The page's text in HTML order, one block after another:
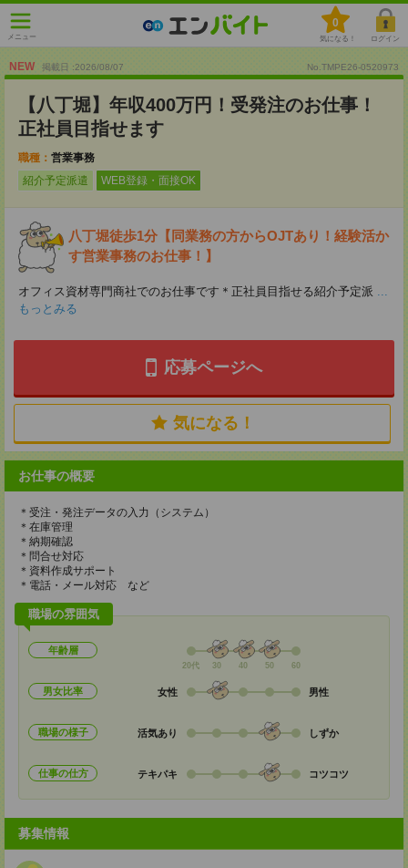
メニュー
0
気になる！ ログイン
NEW 掲載日 :2026/08/07 No.TMPE26-0520973
【八丁堀】年収400万円！受発注のお仕事！
正社員目指せます
職種： 営業事務
紹介予定派遣
WEB登録・面接OK
八丁堀徒歩1分【同業務の方からOJTあり！経験活か
す営業事務のお仕事！】
オフィス資材専門商社でのお仕事です＊正社員目指せる紹介予定派 ...
もっとみる
応募ページへ
気になる！
お仕事の概要
＊受注・発注データの入力（システム）
＊在庫管理
＊納期確認
＊問合せ対応
＊資料作成サポート
＊電話・メール対応 など
職場の雰囲気
年齢層
20代 30 40 50 60
男女比率 女性 男性
職場の様子 活気あり しずか
仕事の仕方 テキパキ コツコツ
募集情報